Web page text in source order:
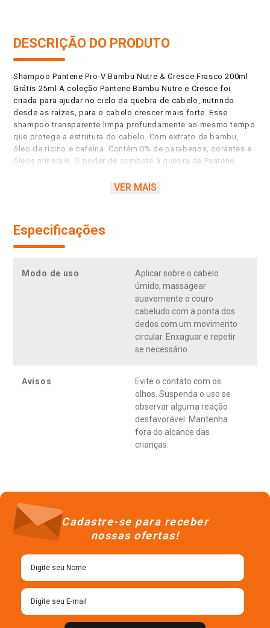
DESCRIÇÃO DO PRODUTO
Shampoo Pantene Pro-V Bambu Nutre & Cresce Frasco 200ml
Grátis 25ml A coleção Pantene Bambu Nutre e Cresce foi
criada para ajudar no ciclo da quebra de cabelo, nutrindo
desde as raízes, para o cabelo crescer mais forte. Esse
shampoo transparente limpa profundamente ao mesmo tempo
que protege a estrutura do cabelo. Com extrato de bambu,
óleo de rícino e cafeína. Contém 0% de parabenos, corantes e
óleos minerais. O poder de combate à quebra de Pantene
condicionador, creme para pentear, máscara nutritiva. Agora,
queda de cabelo. O bambu é mais forte que madeira, concreto
e aço e pode ser flexível com o vento, sem quebrar. O óleo de
balanceado. A cafeína, conhecida por promover regeneração
celular, também melhora a circulação sanguínea. Uma nova
fragrância que transmitirá uma sensação de natureza, com um
aroma inspirado nas florestas de bambu.
VER MAIS
Especificações
Modo de uso
Aplicar sobre o cabelo
úmido, massagear
suavemente o couro
cabeludo com a ponta dos
dedos com um movimento
circular. Enxaguar e repetir
se necessário.
Avisos
Evite o contato com os
olhos. Suspenda o uso se
observar alguma reação
desfavorável. Mantenha
fora do alcance das
crianças.
Cadastre-se para receber
nossas ofertas!